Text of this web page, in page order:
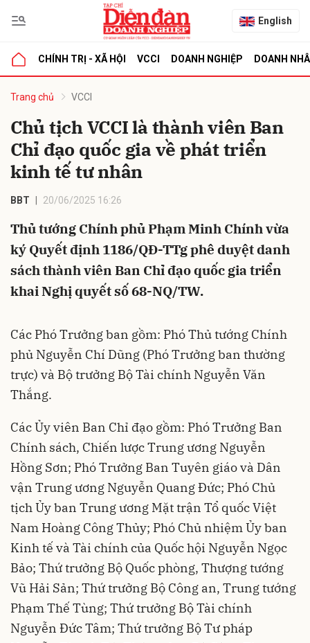
English
CHÍNH TRỊ - XÃ HỘI VCCI DOANH NGHIỆP DOANH
Trang chủ VCCI
Chủ tịch VCCI là thành viên Ban
Chỉ đạo quốc gia về phát triển
kinh tế tư nhân
BBT 20/06/2025 16:26
Thủ tướng Chính phủ Phạm Minh Chính vừa
ký Quyết định 1186/QĐ-TTg phê duyệt danh
sách thành viên Ban Chỉ đạo quốc gia triển
khai Nghị quyết số 68-NQ/TW.
Các Phó Trưởng ban gồm: Phó Thủ tướng Chính
phủ Nguyễn Chí Dũng (Phó Trưởng ban thường
trực) và Bộ trưởng Bộ Tài chính Nguyễn Văn
Thắng.
Các Ủy viên Ban Chỉ đạo gồm: Phó Trưởng Ban
Chính sách, Chiến lược Trung ương Nguyễn
Hồng Sơn; Phó Trưởng Ban Tuyên giáo và Dân
vận Trung ương Nguyễn Quang Đức; Phó Chủ
tịch Ủy ban Trung ương Mặt trận Tổ quốc Việt
Nam Hoàng Công Thủy; Phó Chủ nhiệm Ủy ban
Kinh tế và Tài chính của Quốc hội Nguyễn Ngọc
Bảo; Thứ trưởng Bộ Quốc phòng, Thượng tướng
Vũ Hải Sản; Thứ trưởng Bộ Công an, Trung tướng
Phạm Thế Tùng; Thứ trưởng Bộ Tài chính
Nguyễn Đức Tâm; Thứ trưởng Bộ Tư pháp
luận
Hủy